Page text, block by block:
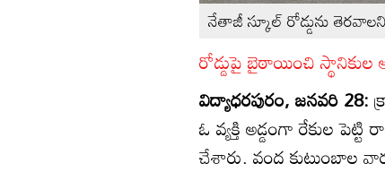
నేతాజీ స్కూల్‌ రోడ్డును
రోడ్డుపై బైఠాయించి
విద్యాధరపురం, జనవరి 28:
ఓ వ్యక్తి అడ్డంగా రేకుల
చేశారు. వంద కుటుంబాల